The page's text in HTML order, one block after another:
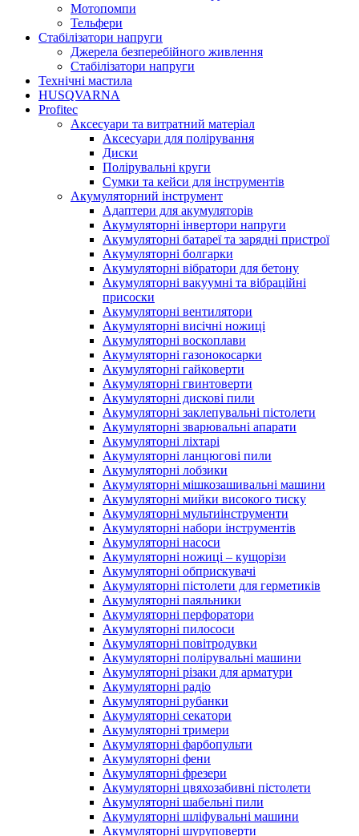
Мотопомпи
Тельфери
Стабілізатори напруги
Джерела безперебійного живлення
Стабілізатори напруги
Технічні мастила
HUSQVARNA
Profitec
Аксесуари та витратний матеріал
Аксесуари для полірування
Диски
Полірувальні круги
Сумки та кейси для інструментів
Акумуляторний інструмент
Адаптери для акумуляторів
Акумуляторні інвертори напруги
Акумуляторні батареї та зарядні пристрої
Акумуляторні болгарки
Акумуляторні вібратори для бетону
Акумуляторні вакуумні та вібраційні
присоски
Акумуляторні вентилятори
Акумуляторні висічні ножиці
Акумуляторні воскоплави
Акумуляторні газонокосарки
Акумуляторні гайковерти
Акумуляторні гвинтоверти
Акумуляторні дискові пили
Акумуляторні заклепувальні пістолети
Акумуляторні зварювальні апарати
Акумуляторні ліхтарі
Акумуляторні ланцюгові пили
Акумуляторні лобзики
Акумуляторні мішкозашивальні машини
Акумуляторні мийки високого тиску
Акумуляторні мультиінструменти
Акумуляторні набори інструментів
Акумуляторні насоси
Акумуляторні ножиці – кущорізи
Акумуляторні обприскувачі
Акумуляторні пістолети для герметиків
Акумуляторні паяльники
Акумуляторні перфоратори
Акумуляторні пилососи
Акумуляторні повітродувки
Акумуляторні полірувальні машини
Акумуляторні різаки для арматури
Акумуляторні радіо
Акумуляторні рубанки
Акумуляторні секатори
Акумуляторні тримери
Акумуляторні фарбопульти
Акумуляторні фени
Акумуляторні фрезери
Акумуляторні цвяхозабивні пістолети
Акумуляторні шабельні пили
Акумуляторні шліфувальні машини
Акумуляторні шуруповерти